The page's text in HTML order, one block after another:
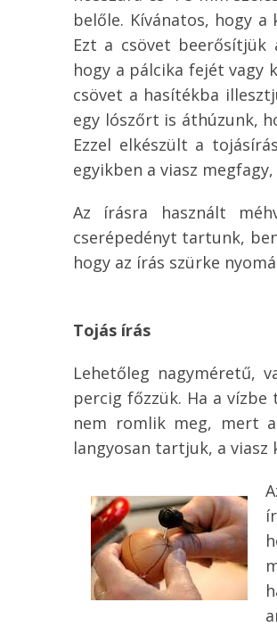
belőle. Kívánatos, hogy
Ezt a csövet beerősítjük
hogy a pálcika fejét vagy
csövet a hasítékba
egy lószőrt is áthúzunk,
Ezzel elkészült a
egyikben a viasz
Az írásra használt
cserépedényt tartunk,
hogy az írás szürke
Tojás írás
Lehetőleg nagyméretű,
percig főzzük. Ha a
nem romlik meg, mert
langyosan tartjuk, a viasz